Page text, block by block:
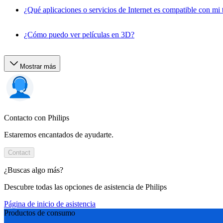
¿Qué aplicaciones o servicios de Internet es compatible con
¿Cómo puedo ver películas en 3D?
Mostrar más
Contacto con Philips
Estaremos encantados de ayudarte.
Contact
¿Buscas algo más?
Descubre todas las opciones de asistencia de Philips
Página de inicio de asistencia
Productos de consumo